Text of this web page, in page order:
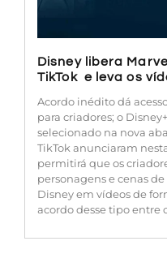
Disney libera
TikTok e leva os
Acordo inédito dá
para criadores; o
selecionado na nova
TikTok anunciaram
permitirá que os
personagens e cenas
Disney em vídeos de
acordo desse tipo entre